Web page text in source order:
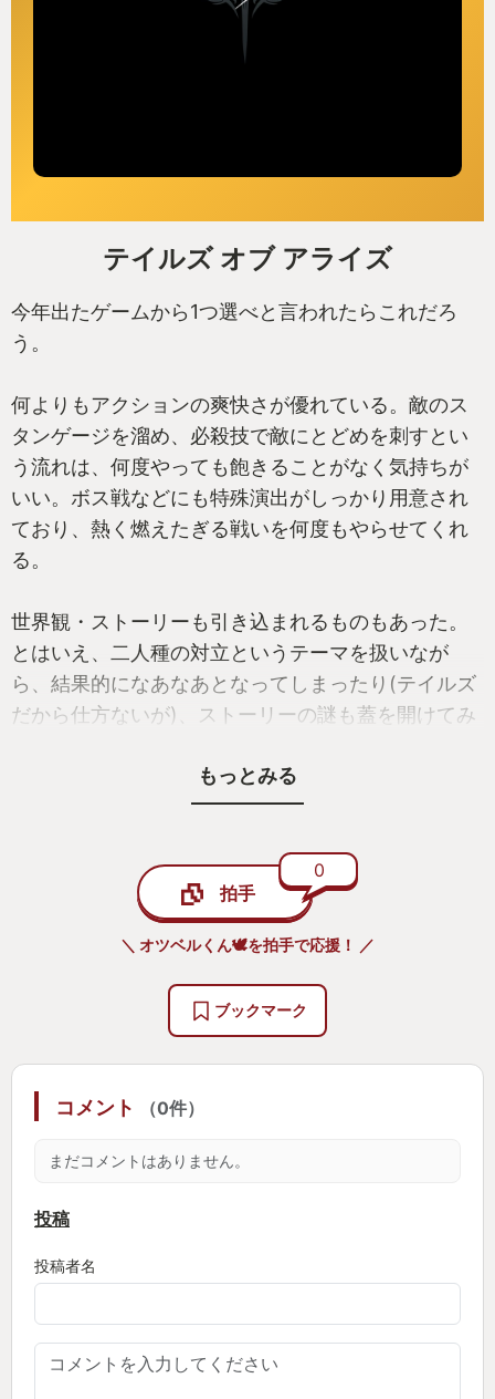
テイルズ オブ アライズ
今年出たゲームから1つ選べと言われたらこれだろ
う。
何よりもアクションの爽快さが優れている。敵のス
タンゲージを溜め、必殺技で敵にとどめを刺すとい
う流れは、何度やっても飽きることがなく気持ちが
いい。ボス戦などにも特殊演出がしっかり用意され
ており、熱く燃えたぎる戦いを何度もやらせてくれ
る。
世界観・ストーリーも引き込まれるものもあった。
とはいえ、二人種の対立というテーマを扱いなが
ら、結果的になあなあとなってしまったり(テイルズ
だから仕方ないが)、ストーリーの謎も蓋を開けてみ
典型的なボーイミーツガールのシナリオに回帰した
ストーリーには落胆もした。
グラフィックはいわゆるanimeのものとしては、ト
ップレベル、一種の到達点と言って差し支えないだ
ろう。キャラクターの動き、表情、目の動き、長い
開発期間を経て完璧に作り込まれている。プレイし
ている最中はシオンばかりみてしまっていた。それ
くらいキャラクターの造形、動作は魅力的である。
買って損することは決してないだろう。世界観、ス
トーリーは他シリーズと切り離されているので、テ
もっとみる
拍手
0
＼ オツベルくん🕊️を拍手で応援！ ／
ブックマーク
コメント （0件）
まだコメントはありません。
投稿
投稿者名